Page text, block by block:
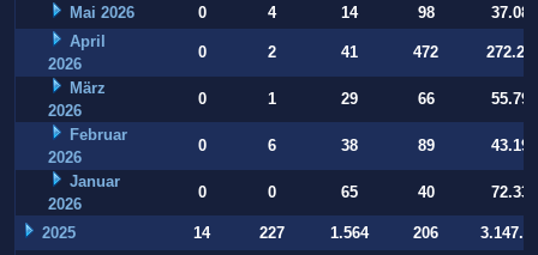
Mai 2026 0 4 14 98
37.084
April
2026
0 2 41 472
März
2026
0 1 29 66
55.794
Februar
2026
0 6 38 89
43.197
Januar
2026
0 0 65 40 72.332
2025 14 227 1.564 206